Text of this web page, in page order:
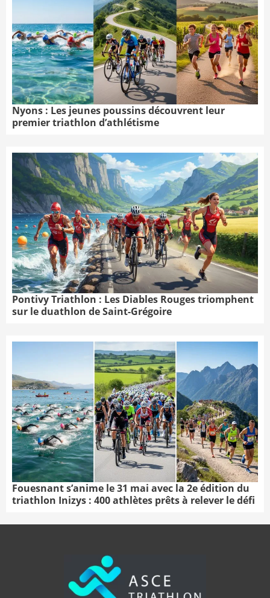
Nyons : Les jeunes poussins découvrent leur
premier triathlon d’athlétisme
Pontivy Triathlon : Les Diables Rouges triomphent
sur le duathlon de Saint-Grégoire
Fouesnant s’anime le 31 mai avec la 2e édition du
triathlon Inizys : 400 athlètes prêts à relever le défi